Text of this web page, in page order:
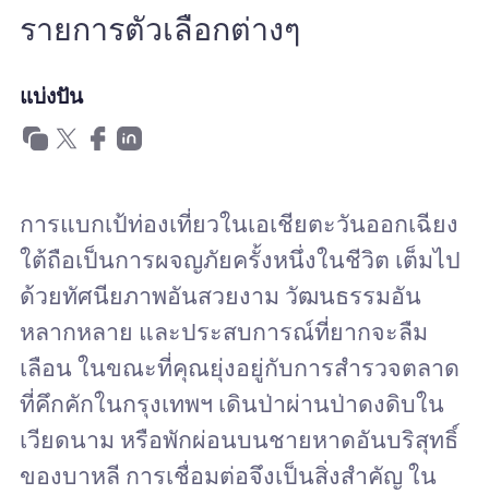
รายการตัวเลือกต่างๆ
แบ่งปัน
การแบกเป้ท่องเที่ยวในเอเชียตะวันออกเฉียง
ใต้ถือเป็นการผจญภัยครั้งหนึ่งในชีวิต เต็มไป
ด้วยทัศนียภาพอันสวยงาม วัฒนธรรมอัน
หลากหลาย และประสบการณ์ที่ยากจะลืม
เลือน ในขณะที่คุณยุ่งอยู่กับการสำรวจตลาด
ที่คึกคักในกรุงเทพฯ เดินป่าผ่านป่าดงดิบใน
เวียดนาม หรือพักผ่อนบนชายหาดอันบริสุทธิ์
ของบาหลี การเชื่อมต่อจึงเป็นสิ่งสำคัญ ใน